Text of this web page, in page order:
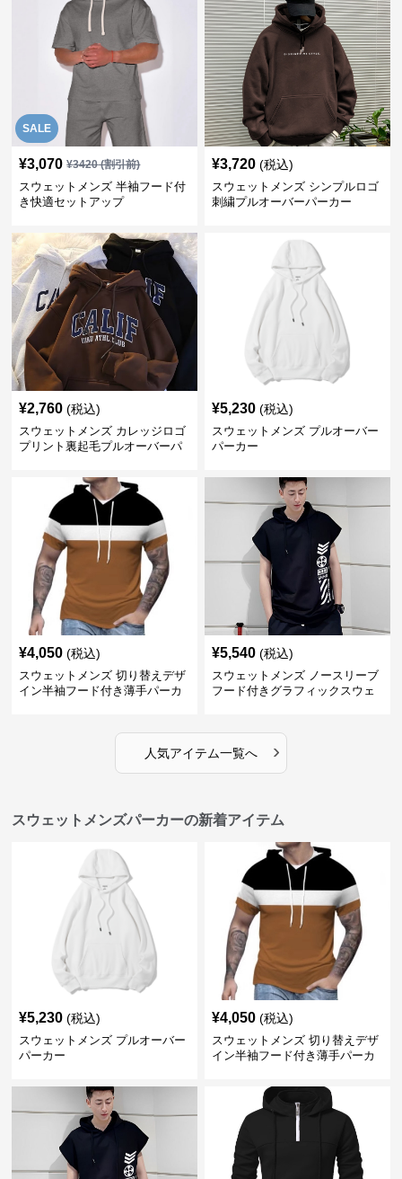
SALE
¥3,070 ¥3420(割引前)
スウェットメンズ 半袖フード付
き快適セットアップ
¥3,720 (税込)
スウェットメンズ シンプルロゴ
刺繍プルオーバーパーカー
¥2,760 (税込)
スウェットメンズ カレッジロゴ
プリント裏起毛プルオーバーパ
¥5,230 (税込)
スウェットメンズ プルオーバー
パーカー
¥4,050 (税込)
スウェットメンズ 切り替えデザ
イン半袖フード付き薄手パーカ
¥5,540 (税込)
スウェットメンズ ノースリーブ
フード付きグラフィックスウェ
人気アイテム一覧へ ›
スウェットメンズパーカーの新着アイテム
¥5,230 (税込)
スウェットメンズ プルオーバー
パーカー
¥4,050 (税込)
スウェットメンズ 切り替えデザ
イン半袖フード付き薄手パーカ